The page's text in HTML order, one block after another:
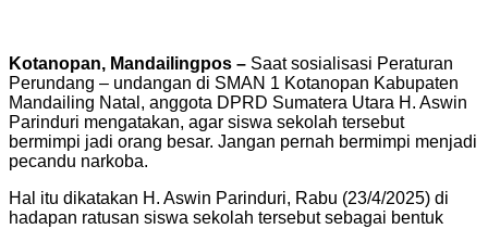
Kotanopan, Mandailingpos – Saat sosialisasi Peraturan
Perundang – undangan di SMAN 1 Kotanopan Kabupaten
Mandailing Natal, anggota DPRD Sumatera Utara H. Aswin
Parinduri mengatakan, agar siswa sekolah tersebut
bermimpi jadi orang besar. Jangan pernah bermimpi menjadi
pecandu narkoba.
Hal itu dikatakan H. Aswin Parinduri, Rabu (23/4/2025) di
hadapan ratusan siswa sekolah tersebut sebagai bentuk